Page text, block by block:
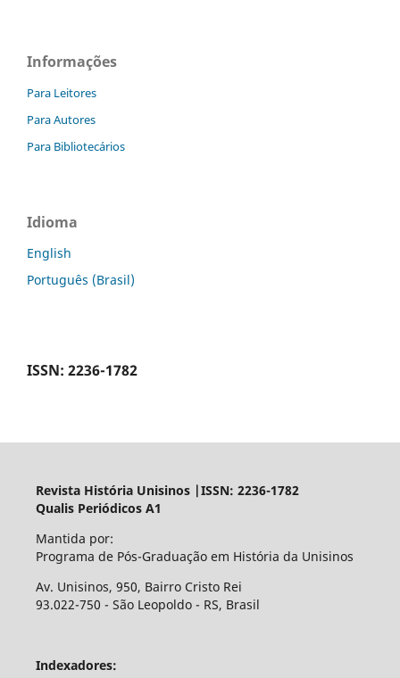
Informações
Para Leitores
Para Autores
Para Bibliotecários
Idioma
English
Português (Brasil)
ISSN: 2236-1782
Revista História Unisinos |ISSN: 2236-1782
Qualis Periódicos A1
Mantida por:
Programa de Pós-Graduação em História da Unisinos
Av. Unisinos, 950, Bairro Cristo Rei
93.022-750 - São Leopoldo - RS, Brasil
Indexadores: